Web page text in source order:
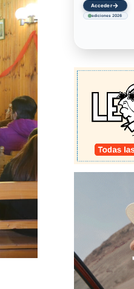
Acceder→
ediciones 2026